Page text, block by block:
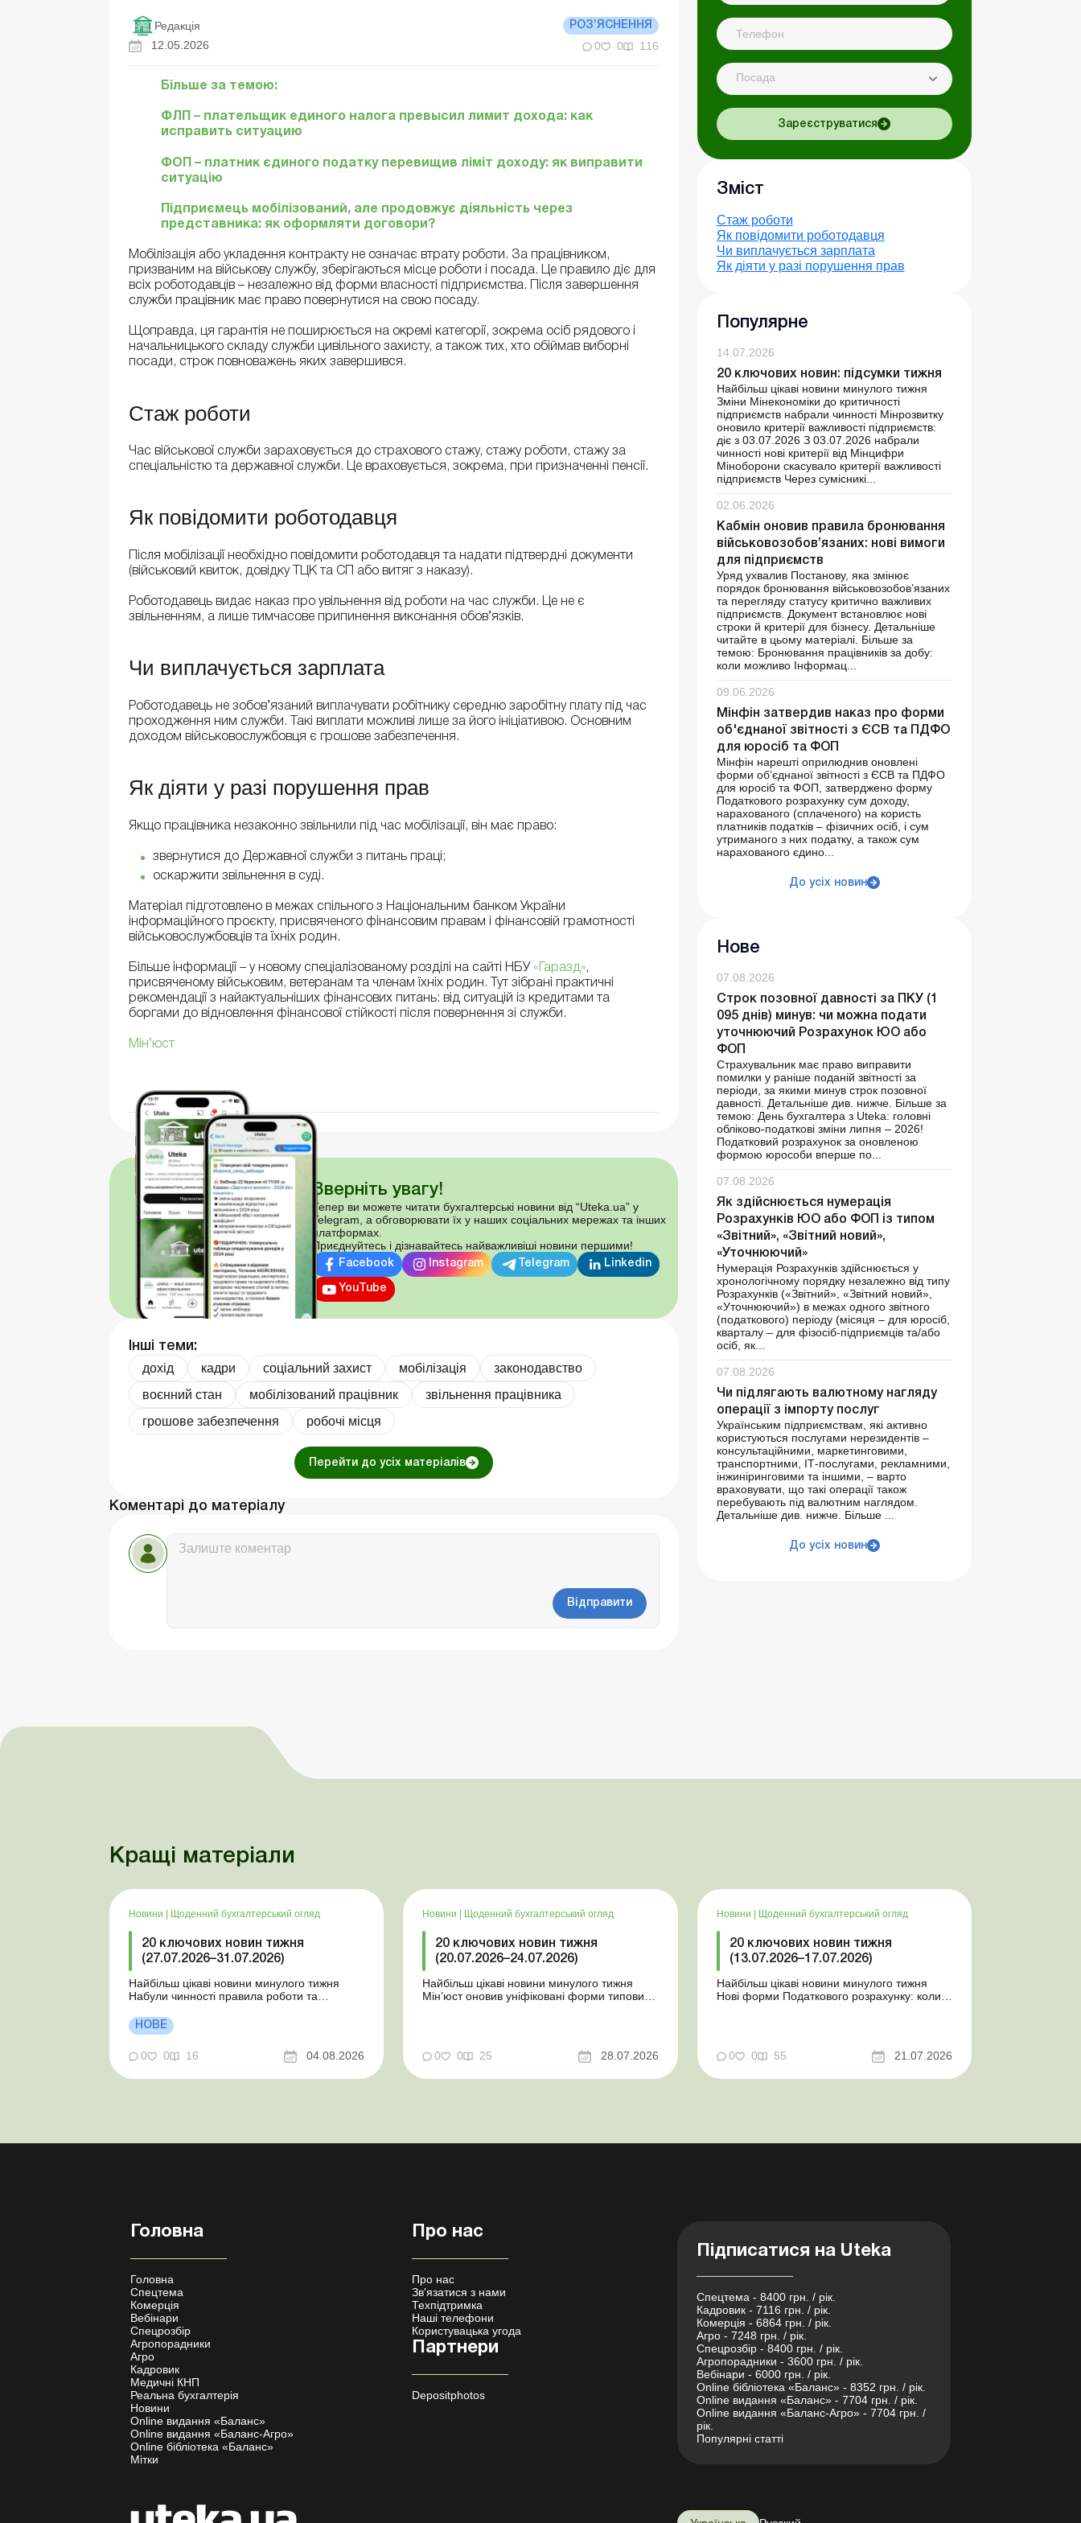
Редакція РОЗ’ЯСНЕННЯ
12.05.2026 0 0 116
Більше за темою:
ФЛП – плательщик единого налога превысил лимит дохода: как
исправить ситуацию
ФОП – платник єдиного податку перевищив ліміт доходу: як виправити
ситуацію
Підприємець мобілізований, але продовжує діяльність через
представника: як оформляти договори?
Мобілізація або укладення контракту не означає втрату роботи. За працівником,
призваним на військову службу, зберігаються місце роботи і посада. Це правило діє для
всіх роботодавців – незалежно від форми власності підприємства. Після завершення
служби працівник має право повернутися на свою посаду.
Щоправда, ця гарантія не поширюється на окремі категорії, зокрема осіб рядового і
начальницького складу служби цивільного захисту, а також тих, хто обіймав виборні
посади, строк повноважень яких завершився.
Стаж роботи
Час військової служби зараховується до страхового стажу, стажу роботи, стажу за
спеціальністю та державної служби. Це враховується, зокрема, при призначенні пенсії.
Як повідомити роботодавця
Після мобілізації необхідно повідомити роботодавця та надати підтвердні документи
(військовий квиток, довідку ТЦК та СП або витяг з наказу).
Роботодавець видає наказ про увільнення від роботи на час служби. Це не є
звільненням, а лише тимчасове припинення виконання обов’язків.
Чи виплачується зарплата
Роботодавець не зобов’язаний виплачувати робітнику середню заробітну плату під час
проходження ним служби. Такі виплати можливі лише за його ініціативою. Основним
доходом військовослужбовця є грошове забезпечення.
Як діяти у разі порушення прав
Якщо працівника незаконно звільнили під час мобілізації, він має право:
звернутися до Державної служби з питань праці;
оскаржити звільнення в суді.
Матеріал підготовлено в межах спільного з Національним банком України
інформаційного проєкту, присвяченого фінансовим правам і фінансовій грамотності
військовослужбовців та їхніх родин.
Більше інформації – у новому спеціалізованому розділі на сайті НБУ «Гаразд»,
присвяченому військовим, ветеранам та членам їхніх родин. Тут зібрані практичні
рекомендації з найактуальніших фінансових питань: від ситуацій із кредитами та
боргами до відновлення фінансової стійкості після повернення зі служби.
Мін’юст
Зверніть увагу!
Тепер ви можете читати бухгалтерські новини від “Uteka.ua” у
Telegram, а обговорювати їх у наших соціальних мережах та інших
платформах.
Приєднуйтесь і дізнавайтесь найважливіші новини першими!
Facebook Instagram Telegram Linkedin
YouTube
Інші теми:
дохід кадри соціальний захист мобілізація
законодавство
воєнний стан
мобілізований працівник
звільнення працівника
грошове забезпечення
робочі місця
Перейти до усіх матеріалів
Коментарі до матеріалу
Відправити
Посада
Зареєструватися
Зміст
Стаж роботи
Як повідомити роботодавця
Чи виплачується зарплата
Як діяти у разі порушення прав
Популярне
14.07.2026
20 ключових новин: підсумки тижня
Найбільш цікаві новини минулого тижня
Зміни Мінекономіки до критичності
підприємств набрали чинності Мінрозвитку
оновило критерії важливості підприємств:
діє з 03.07.2026 З 03.07.2026 набрали
чинності нові критерії від Мінцифри
Міноборони скасувало критерії важливості
підприємств Через сумісникі...
02.06.2026
Кабмін оновив правила бронювання
військовозобов’язаних: нові вимоги
для підприємств
Уряд ухвалив Постанову, яка змінює
порядок бронювання військовозобов’язаних
та перегляду статусу критично важливих
підприємств. Документ встановлює нові
строки й критерії для бізнесу. Детальніше
читайте в цьому матеріалі. Більше за
темою: Бронювання працівників за добу:
коли можливо Інформац...
09.06.2026
Мінфін затвердив наказ про форми
об'єднаної звітності з ЄСВ та ПДФО
для юросіб та ФОП
Мінфін нарешті оприлюднив оновлені
форми об’єднаної звітності з ЄСВ та ПДФО
для юросіб та ФОП, затверджено форму
Податкового розрахунку сум доходу,
нарахованого (сплаченого) на користь
платників податків – фізичних осіб, і сум
утриманого з них податку, а також сум
нарахованого єдино...
До усіх новин
Нове
07.08.2026
Строк позовної давності за ПКУ (1
095 днів) минув: чи можна подати
уточнюючий Розрахунок ЮО або
ФОП
Страхувальник має право виправити
помилки у раніше поданій звітності за
періоди, за якими минув строк позовної
давності. Детальніше див. нижче. Більше за
темою: День бухгалтера з Uteka: головні
обліково-податкові зміни липня – 2026!
Податковий розрахунок за оновленою
формою юрособи вперше по...
07.08.2026
Як здійснюється нумерація
Розрахунків ЮО або ФОП із типом
«Звітний», «Звітний новий»,
«Уточнюючий»
Нумерація Розрахунків здійснюється у
хронологічному порядку незалежно від типу
Розрахунків («Звітний», «Звітний новий»,
«Уточнюючий») в межах одного звітного
(податкового) періоду (місяця – для юросіб,
кварталу – для фізосіб-підприємців та/або
осіб, як...
07.08.2026
Чи підлягають валютному нагляду
операції з імпорту послуг
Українським підприємствам, які активно
користуються послугами нерезидентів –
консультаційними, маркетинговими,
транспортними, ІТ-послугами, рекламними,
інжиніринговими та іншими, – варто
враховувати, що такі операції також
перебувають під валютним наглядом.
Детальніше див. нижче. Більше ...
До усіх новин
Кращі матеріали
Новини | Щоденний бухгалтерський огляд
20 ключових новин тижня
(27.07.2026–31.07.2026)
Найбільш цікаві новини минулого тижня
Набули чинності правила роботи та
закони про мобілізацію та воєнний стан Для
сільгосппідприємств і ФОП запроваджено
нові одноразові статистичні форми З 2
серпня змінюється порядок зарахування
НОВЕ
0 0 16 04.08.2026
Новини | Щоденний бухгалтерський огляд
20 ключових новин тижня
(20.07.2026–24.07.2026)
Найбільш цікаві новини минулого тижня
Мін’юст оновив уніфіковані форми типових
«у розшуку»: що потрібно знати
0 0 25 28.07.2026
Новини | Щоденний бухгалтерський огляд
20 ключових новин тижня
(13.07.2026–17.07.2026)
Найбільш цікаві новини минулого тижня
Нові форми Податкового розрахунку: коли
Координаційний центр з організації
0 0 55 21.07.2026
Головна
Головна
Спецтема
Комерція
Вебінари
Спецрозбір
Агропорадники
Агро
Кадровик
Медичні КНП
Реальна бухгалтерія
Новини
Online видання «Баланс»
Online видання «Баланс-Агро»
Online бібліотека «Баланс»
Мітки
Про нас
Про нас
Зв'язатися з нами
Техпідтримка
Наші телефони
Користувацька угода
Партнери
Depositphotos
Підписатися на Uteka
Спецтема - 8400 грн. / рік.
Кадровик - 7116 грн. / рік.
Комерція - 6864 грн. / рік.
Агро - 7248 грн. / рік.
Спецрозбір - 8400 грн. / рік.
Агропорадники - 3600 грн. / рік.
Вебінари - 6000 грн. / рік.
Online бібліотека «Баланс» - 8352 грн. / рік.
Online видання «Баланс» - 7704 грн. / рік.
Online видання «Баланс-Агро» - 7704 грн. /
рік.
Популярні статті